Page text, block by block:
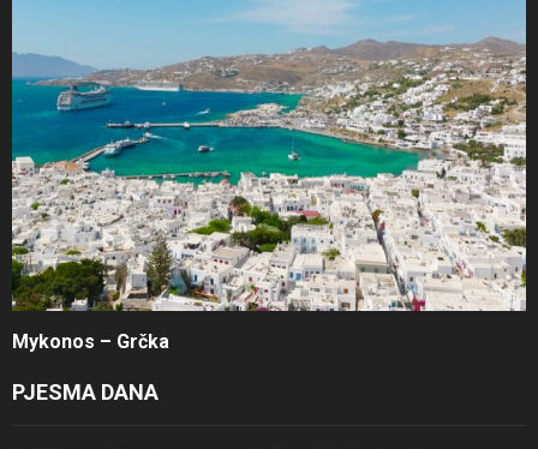
Mykonos – Grčka
PJESMA DANA